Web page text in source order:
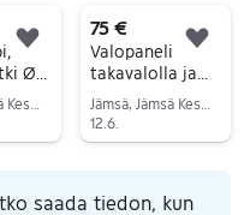
Ø
2
Lisää suosikiksi.
75 €
Valopaneli
takavalolla ja
vilkuilla.
12.6.
saada tiedon, kun